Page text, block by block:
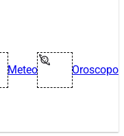
Meteo Oroscopo